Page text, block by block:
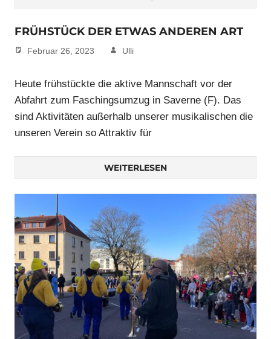
FRÜHSTÜCK DER ETWAS ANDEREN ART
Februar 26, 2023 Ulli
Heute frühstückte die aktive Mannschaft vor der
Abfahrt zum Faschingsumzug in Saverne (F). Das
sind Aktivitäten außerhalb unserer musikalischen die
unseren Verein so Attraktiv für
WEITERLESEN